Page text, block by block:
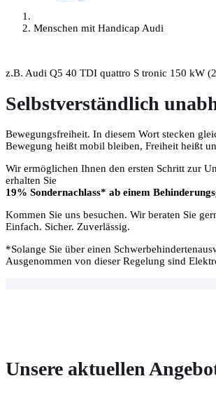
Menschen mit Handicap Audi
z.B. Audi Q5 40 TDI quattro S tronic 150 kW
Selbstverständlich
Bewegungsfreiheit. In diesem Wort stecken
Bewegung heißt mobil bleiben, Freiheit heißt
Wir ermöglichen Ihnen den ersten Schritt zur
erhalten Sie
19% Sondernachlass* ab einem
Kommen Sie uns besuchen. Wir beraten Sie
Einfach. Sicher. Zuverlässig.
*Solange Sie über einen
Ausgenommen von dieser Regelung sind
Unsere aktuellen